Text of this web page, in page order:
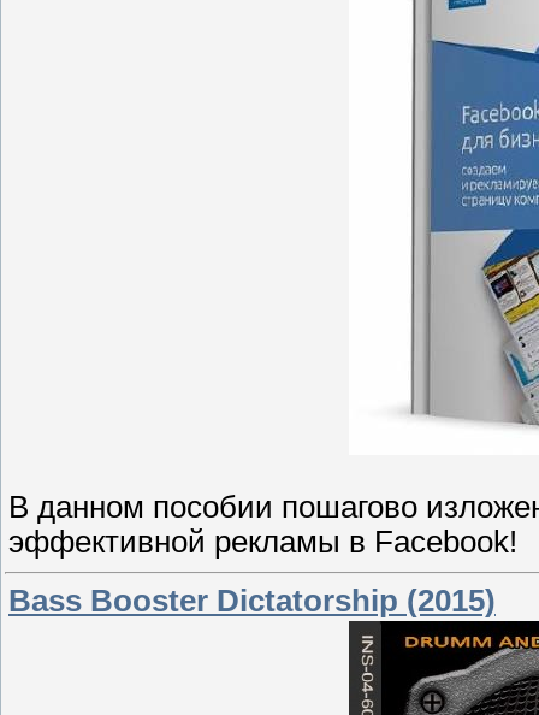
В данном пособии пошагово
эффективной рекламы в Facebook!
Bass Booster Dictatorship (2015)